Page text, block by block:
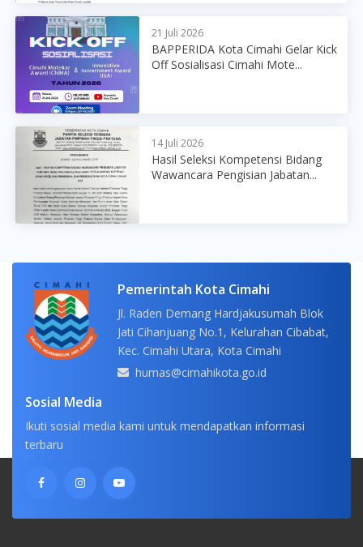
21 Juli 2026
BAPPERIDA Kota Cimahi Gelar Kick
Off Sosialisasi Cimahi Mote...
14 Juli 2026
Hasil Seleksi Kompetensi Bidang
Wawancara Pengisian Jabatan...
Pemerintah Kota Cimahi
Jl. Raden Demang Hardjakusumah Blok
Jati Cihanjuang No.1, Kelurahan Cibabat,
Kec. Cimahi Utara, Kota Cimahi
humas@cimahikota.go.id
Sosial Media
Ikuti sosial media kami untuk mendapatkan informasi
terbaru